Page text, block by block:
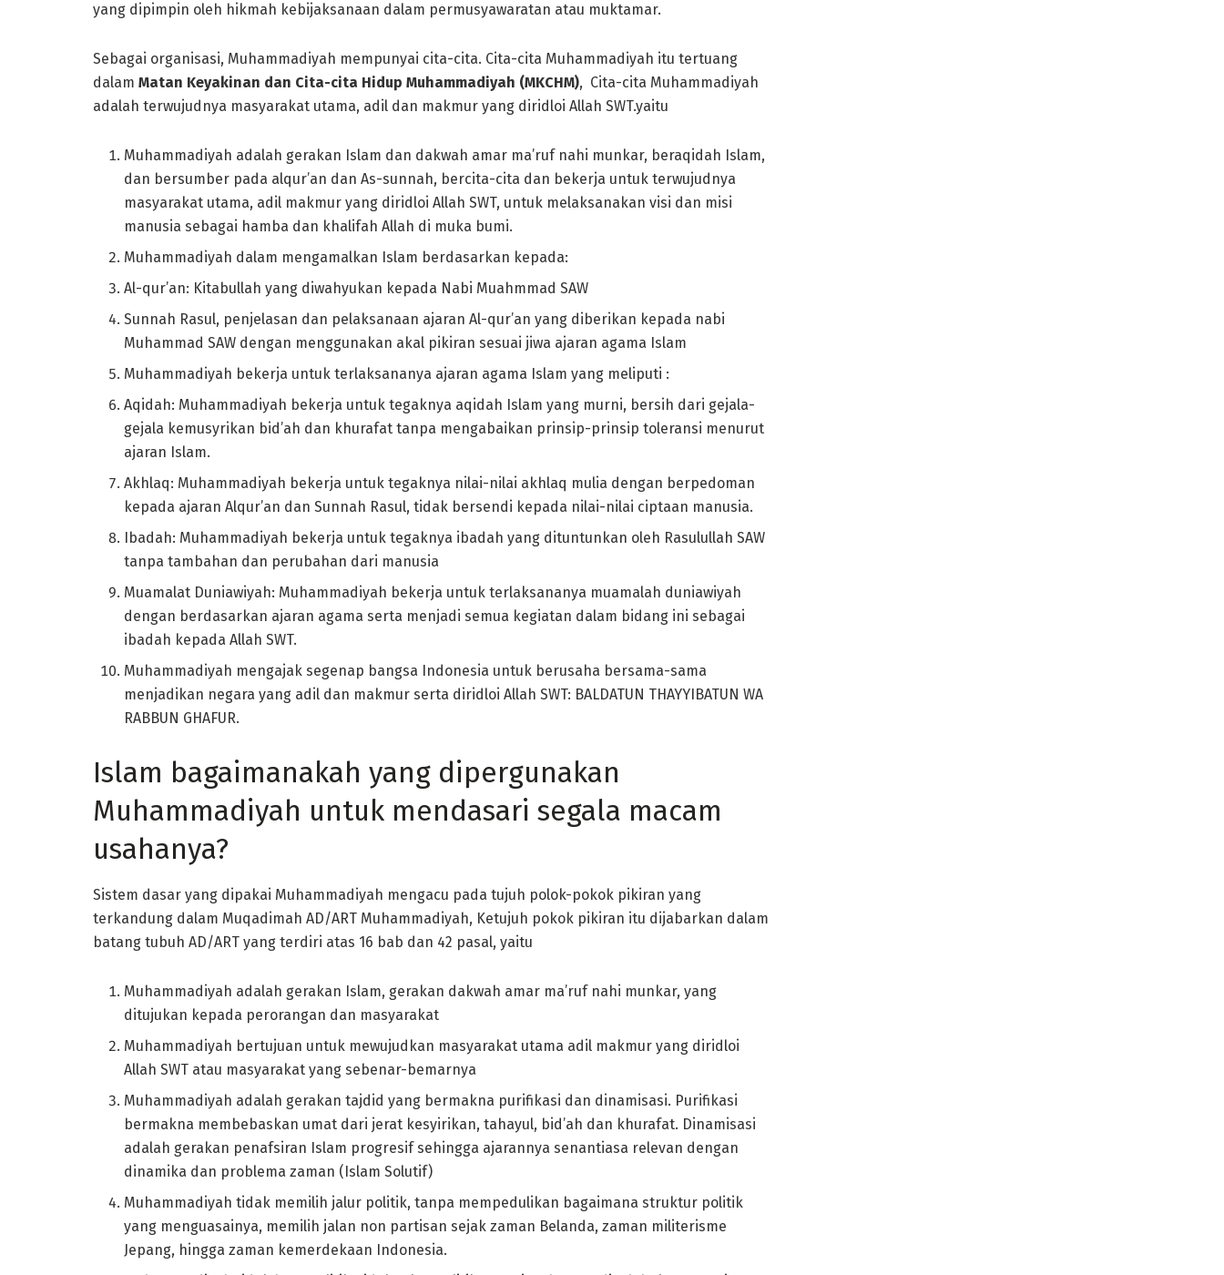
yang dipimpin oleh hikmah kebijaksanaan dalam permusyawaratan atau muktamar.
Sebagai organisasi, Muhammadiyah mempunyai cita-cita. Cita-cita Muhammadiyah itu tertuang
dalam Matan Keyakinan dan Cita-cita Hidup Muhammadiyah (MKCHM), Cita-cita Muhammadiyah
adalah terwujudnya masyarakat utama, adil dan makmur yang diridloi Allah SWT.yaitu
Muhammadiyah adalah gerakan Islam dan dakwah amar ma’ruf nahi munkar, beraqidah Islam,
dan bersumber pada alqur’an dan As-sunnah, bercita-cita dan bekerja untuk terwujudnya
masyarakat utama, adil makmur yang diridloi Allah SWT, untuk melaksanakan visi dan misi
manusia sebagai hamba dan khalifah Allah di muka bumi.
Muhammadiyah dalam mengamalkan Islam berdasarkan kepada:
Al-qur’an: Kitabullah yang diwahyukan kepada Nabi Muahmmad SAW
Sunnah Rasul, penjelasan dan pelaksanaan ajaran Al-qur’an yang diberikan kepada nabi
Muhammad SAW dengan menggunakan akal pikiran sesuai jiwa ajaran agama Islam
Muhammadiyah bekerja untuk terlaksananya ajaran agama Islam yang meliputi :
Aqidah: Muhammadiyah bekerja untuk tegaknya aqidah Islam yang murni, bersih dari gejala-
gejala kemusyrikan bid’ah dan khurafat tanpa mengabaikan prinsip-prinsip toleransi menurut
ajaran Islam.
Akhlaq: Muhammadiyah bekerja untuk tegaknya nilai-nilai akhlaq mulia dengan berpedoman
kepada ajaran Alqur’an dan Sunnah Rasul, tidak bersendi kepada nilai-nilai ciptaan manusia.
Ibadah: Muhammadiyah bekerja untuk tegaknya ibadah yang dituntunkan oleh Rasulullah SAW
tanpa tambahan dan perubahan dari manusia
Muamalat Duniawiyah: Muhammadiyah bekerja untuk terlaksananya muamalah duniawiyah
dengan berdasarkan ajaran agama serta menjadi semua kegiatan dalam bidang ini sebagai
ibadah kepada Allah SWT.
Muhammadiyah mengajak segenap bangsa Indonesia untuk berusaha bersama-sama
menjadikan negara yang adil dan makmur serta diridloi Allah SWT: BALDATUN THAYYIBATUN WA
RABBUN GHAFUR.
Islam bagaimanakah yang dipergunakan
Muhammadiyah untuk mendasari segala macam
usahanya?
Sistem dasar yang dipakai Muhammadiyah mengacu pada tujuh polok-pokok pikiran yang
terkandung dalam Muqadimah AD/ART Muhammadiyah, Ketujuh pokok pikiran itu dijabarkan dalam
batang tubuh AD/ART yang terdiri atas 16 bab dan 42 pasal, yaitu
Muhammadiyah adalah gerakan Islam, gerakan dakwah amar ma’ruf nahi munkar, yang
ditujukan kepada perorangan dan masyarakat
Muhammadiyah bertujuan untuk mewujudkan masyarakat utama adil makmur yang diridloi
Allah SWT atau masyarakat yang sebenar-bemarnya
Muhammadiyah adalah gerakan tajdid yang bermakna purifikasi dan dinamisasi. Purifikasi
bermakna membebaskan umat dari jerat kesyirikan, tahayul, bid’ah dan khurafat. Dinamisasi
adalah gerakan penafsiran Islam progresif sehingga ajarannya senantiasa relevan dengan
dinamika dan problema zaman (Islam Solutif)
Muhammadiyah tidak memilih jalur politik, tanpa mempedulikan bagaimana struktur politik
yang menguasainya, memilih jalan non partisan sejak zaman Belanda, zaman militerisme
Jepang, hingga zaman kemerdekaan Indonesia.